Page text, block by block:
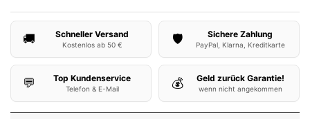
🚚 Schneller Versand
Kostenlos ab 50 € 🛡️ Sichere Zahlung
PayPal, Klarna, Kreditkarte
💬 Top Kundenservice
Telefon & E-Mail 💰 Geld zurück Garantie!
wenn nicht angekommen